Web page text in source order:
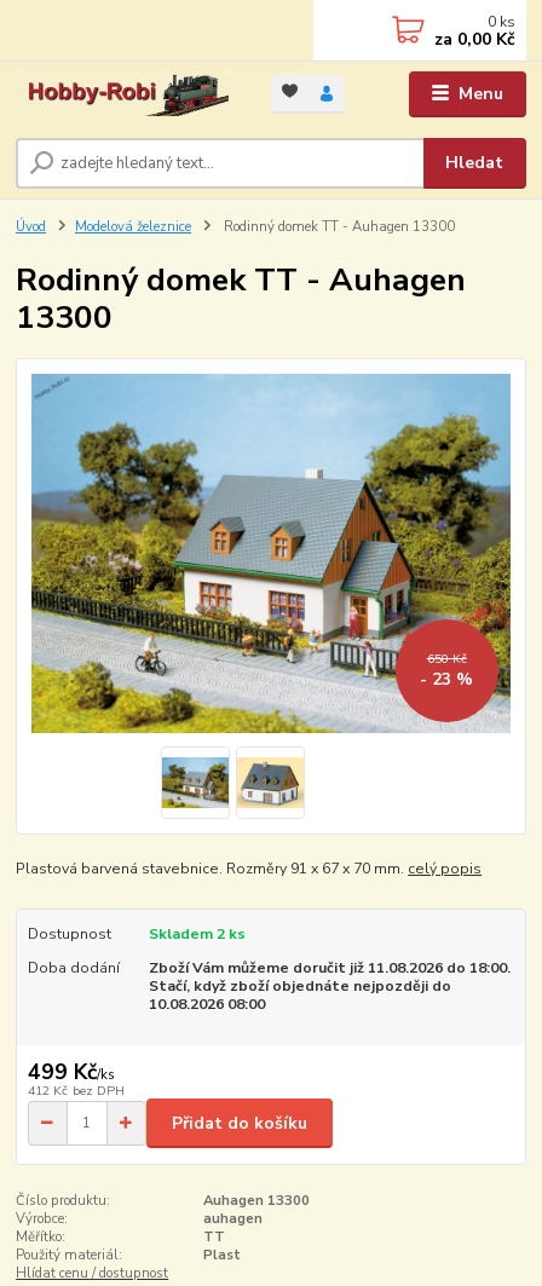
Menu
Hledat
0 ks
za 0,00 Kč
Úvod Modelová železnice Rodinný domek TT - Auhagen 13300
Rodinný domek TT - Auhagen
13300
650 Kč
- 23 %
Plastová barvená stavebnice. Rozměry 91 x 67 x 70 mm. celý popis
Dostupnost
Skladem 2 ks
Doba dodání
Zboží Vám můžeme doručit již 11.08.2026 do 18:00.
Stačí, když zboží objednáte nejpozději do
10.08.2026 08:00
499 Kč/ks
412 Kč bez DPH
Přidat do košíku
Číslo produktu:
Auhagen 13300
Výrobce:
auhagen
Měřítko:
TT
Použitý materiál:
Plast
Hlídat cenu / dostupnost